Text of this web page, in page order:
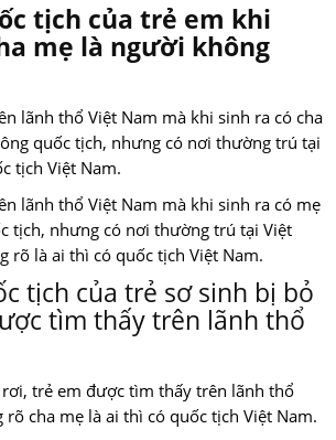
tịch của trẻ em khi
mẹ là người không
lãnh thổ Việt Nam mà khi sinh ra có cha
quốc tịch, nhưng có nơi thường trú tại
tịch Việt Nam.
lãnh thổ Việt Nam mà khi sinh ra có mẹ
tịch, nhưng có nơi thường trú tại Việt
rõ là ai thì có quốc tịch Việt Nam.
tịch của trẻ sơ sinh bị bỏ
tìm thấy trên lãnh thổ
trẻ em được tìm thấy trên lãnh thổ
rõ cha mẹ là ai thì có quốc tịch Việt Nam.